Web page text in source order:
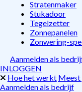
Stratenmaker
Stukadoor
Tegelzetter
Zonnepanelen
Zonwering-
Aanmelden als
INLOGGEN
Hoe het werkt Meest
Aanmelden als bedrijf